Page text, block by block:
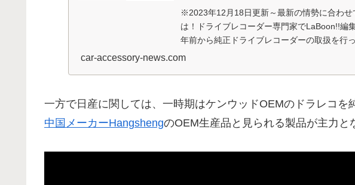
※2023年12月18日更新～最新の情勢に合わ
は！ドライブレコーダー専門家でLaBoon!!編
年前から純正ドライブレコーダーの取扱を行
べると価格...
car-accessory-news.com
一方で日産に関しては、一時期はケンウッドOEMのドラレコを
中国メーカーHangshengのOEM生産品と見られる製品が主力と